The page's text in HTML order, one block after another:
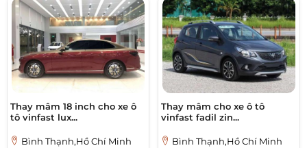
Thay mâm 18 inch cho xe ô
tô vinfast lux...
Bình Thạnh,Hồ Chí Minh
Thay mâm cho xe ô tô
vinfast fadil zin...
Bình Thạnh,Hồ Chí Minh